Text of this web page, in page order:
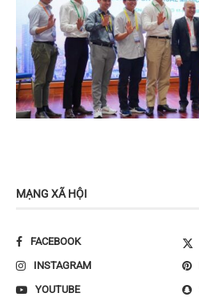
MẠNG XÃ HỘI
FACEBOOK
INSTAGRAM
YOUTUBE